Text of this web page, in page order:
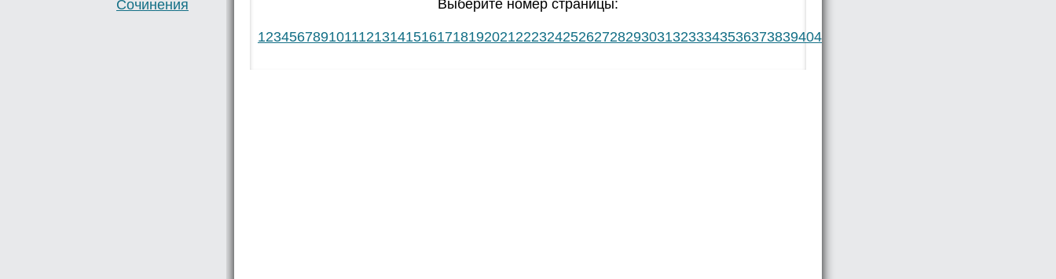
Сочинения Выберите номер страницы:
1234567891011121314151617181920212223242526272829303132333435363738394041